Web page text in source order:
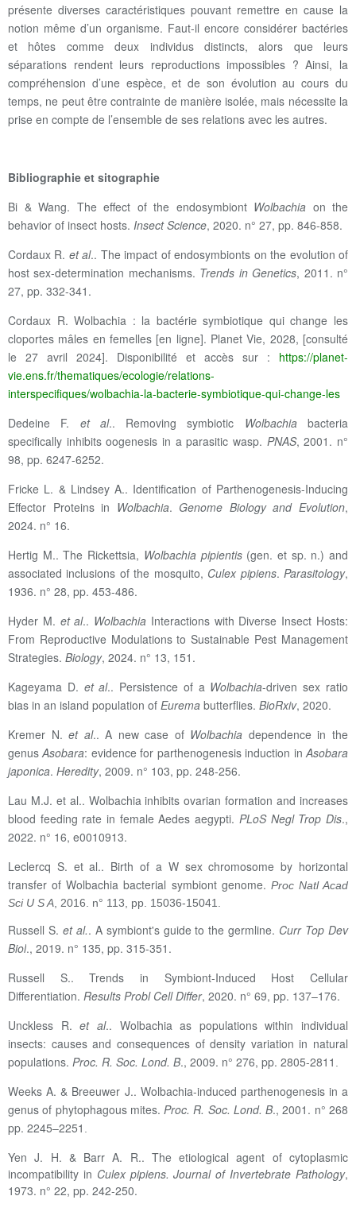
présente diverses caractéristiques pouvant remettre en cause la
notion même d’un organisme. Faut-il encore considérer bactéries
et hôtes comme deux individus distincts, alors que leurs
séparations rendent leurs reproductions impossibles ? Ainsi, la
compréhension d’une espèce, et de son évolution au cours du
temps, ne peut être contrainte de manière isolée, mais nécessite la
prise en compte de l’ensemble de ses relations avec les autres.
Bibliographie et sitographie
Bi & Wang. The effect of the endosymbiont Wolbachia on the
behavior of insect hosts. Insect Science, 2020. n° 27, pp. 846-858.
Cordaux R. et al.. The impact of endosymbionts on the evolution of
host sex-determination mechanisms. Trends in Genetics, 2011. n°
27, pp. 332-341.
Cordaux R. Wolbachia : la bactérie symbiotique qui change les
cloportes mâles en femelles [en ligne]. Planet Vie, 2028, [consulté
le 27 avril 2024]. Disponibilité et accès sur : https://planet-
vie.ens.fr/thematiques/ecologie/relations-
interspecifiques/wolbachia-la-bacterie-symbiotique-qui-change-les
Dedeine F. et al.. Removing symbiotic Wolbachiabacteria
specifically inhibits oogenesis in a parasitic wasp. PNAS, 2001. n°
98, pp. 6247-6252.
Fricke L. & Lindsey A.. Identification of Parthenogenesis-Inducing
Effector Proteins in Wolbachia. Genome Biology and Evolution,
2024. n° 16.
Hertig M.. The Rickettsia, Wolbachia pipientis(gen. et sp. n.) and
associated inclusions of the mosquito, Culex pipiens.Parasitology,
1936. n° 28, pp. 453-486.
Hyder M. et al.. Wolbachia Interactions with Diverse Insect Hosts:
From Reproductive Modulations to Sustainable Pest Management
Strategies. Biology, 2024. n° 13, 151.
Kageyama D. et al.. Persistence of a Wolbachia-driven sex ratio
bias in an island population of Eurema butterflies. BioRxiv, 2020.
Kremer N. et al.. A new case of Wolbachia dependence in the
genusAsobara: evidence for parthenogenesis induction inAsobara
japonica. Heredity, 2009. n° 103, pp. 248-256.
Lau M.J. et al.. Wolbachia inhibits ovarian formation and increases
blood feeding rate in female Aedes aegypti. PLoS Negl Trop Dis.,
2022. n° 16, e0010913.
Leclercq S. et al.. Birth of a W sex chromosome by horizontal
transfer of Wolbachia bacterial symbiont genome. Proc Natl Acad
Sci U S A , 2016. n° 113, pp. 15036-15041.
Russell S. et al.. A symbiont's guide to the germline. Curr Top Dev
Biol., 2019. n° 135, pp. 315-351.
Russell S.. Trends in Symbiont-Induced Host Cellular
Differentiation. Results Probl Cell Differ, 2020. n° 69, pp. 137–176.
Unckless R.et al.. Wolbachia as populations within individual
insects: causes and consequences of density variation in natural
populations. Proc. R. Soc. Lond. B., 2009. n° 276, pp. 2805-2811
Weeks A. & Breeuwer J.. Wolbachia-induced parthenogenesis in a
genus of phytophagous mites.Proc. R. Soc. Lond. B., 2001. n° 268
pp. 2245–2251
Yen J. H. & Barr A. R.. The etiological agent of cytoplasmic
incompatibility in Culex pipiens. Journal of Invertebrate Pathology,
1973. n° 22, pp. 242-250.